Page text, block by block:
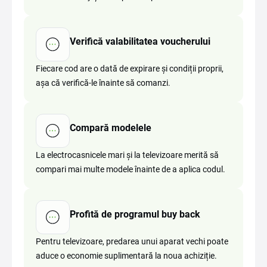
Verifică valabilitatea voucherului
Fiecare cod are o dată de expirare și condiții proprii,
așa că verifică-le înainte să comanzi.
Compară modelele
La electrocasnicele mari și la televizoare merită să
compari mai multe modele înainte de a aplica codul.
Profită de programul buy back
Pentru televizoare, predarea unui aparat vechi poate
aduce o economie suplimentară la noua achiziție.